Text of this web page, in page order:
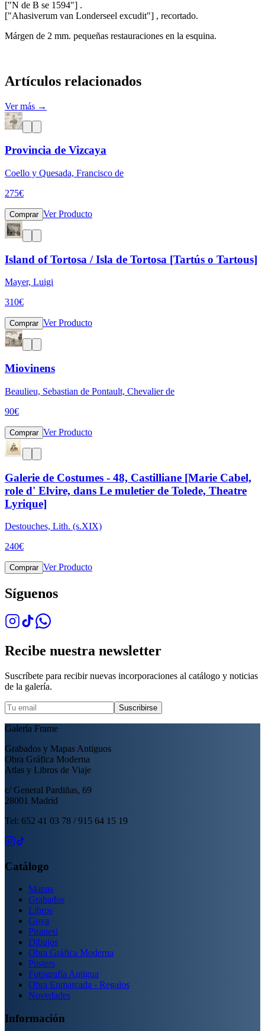
["N de B se 1594"] .
["Ahasiverum van Londerseel excudit"] , recortado.
Márgen de 2 mm. pequeñas restauraciones en la esquina.
Artículos relacionados
Ver más →
Provincia de Vizcaya
Coello y Quesada, Francisco de
275€
Comprar Ver Producto
Island of Tortosa / Isla de Tortosa [Tartús o Tartous]
Mayer, Luigi
310€
Comprar Ver Producto
Miovinens
Beaulieu, Sebastian de Pontault, Chevalier de
90€
Comprar Ver Producto
Galerie de Costumes - 48, Castilliane [Marie Cabel,
role d' Elvire, dans Le muletier de Tolede, Theatre
Lyrique]
Destouches, Lith. (s.XIX)
240€
Comprar Ver Producto
Síguenos
Recibe nuestra newsletter
Suscríbete para recibir nuevas incorporaciones al catálogo y noticias
de la galería.
Suscribirse
Galería Frame
Grabados y Mapas Antiguos
Obra Gráfica Moderna
Atlas y Libros de Viaje
c/ General Pardiñas, 69
28001 Madrid
Tel: 652 41 03 78 / 915 64 15 19
Catálogo
Mapas
Grabados
Libros
Goya
Piranesi
Dibujos
Obra Gráfica Moderna
Posters
Fotografía Antigua
Obra Enmarcada - Regalos
Novedades
Información